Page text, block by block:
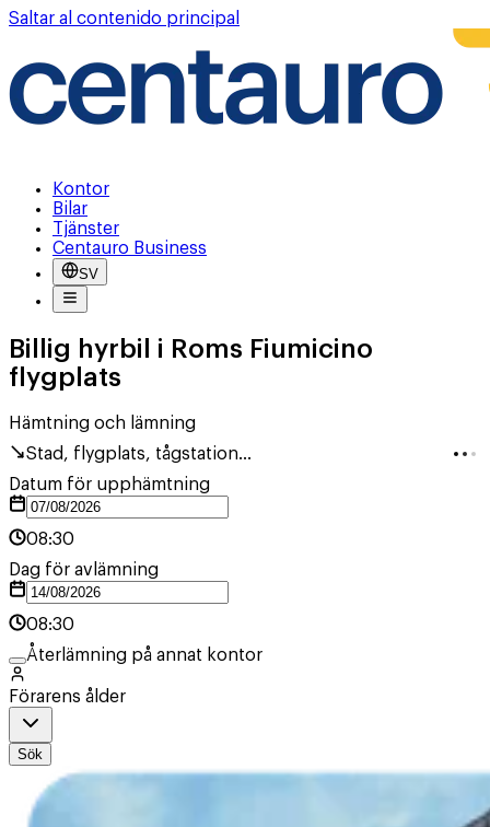
Saltar al contenido principal
Kontor
Bilar
Tjänster
Centauro Business
SV
Billig hyrbil i Roms Fiumicino
flygplats
Hämtning och lämning
Stad, flygplats, tågstation...
Datum för upphämtning
08:30
Dag för avlämning
08:30
Återlämning på annat kontor
Förarens ålder
Sök